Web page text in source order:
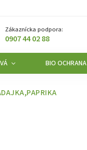
Zákaznícka podpora:
0907 44 02 88
BIO OCHRANA